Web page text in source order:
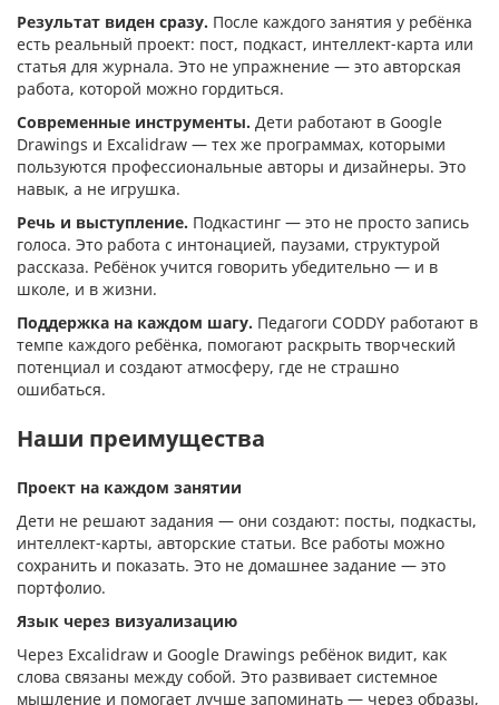
Результат виден сразу. После каждого занятия у ребёнка
есть реальный проект: пост, подкаст, интеллект-карта или
статья для журнала. Это не упражнение — это авторская
работа, которой можно гордиться.
Современные инструменты. Дети работают в Google
Drawings и Excalidraw — тех же программах, которыми
пользуются профессиональные авторы и дизайнеры. Это
навык, а не игрушка.
Речь и выступление. Подкастинг — это не просто запись
голоса. Это работа с интонацией, паузами, структурой
рассказа. Ребёнок учится говорить убедительно — и в
школе, и в жизни.
Поддержка на каждом шагу. Педагоги CODDY работают в
темпе каждого ребёнка, помогают раскрыть творческий
потенциал и создают атмосферу, где не страшно
ошибаться.
Наши преимущества
Проект на каждом занятии
Дети не решают задания — они создают: посты, подкасты,
интеллект-карты, авторские статьи. Все работы можно
сохранить и показать. Это не домашнее задание — это
портфолио.
Язык через визуализацию
Через Excalidraw и Google Drawings ребёнок видит, как
слова связаны между собой. Это развивает системное
мышление и помогает лучше запоминать — через образы,